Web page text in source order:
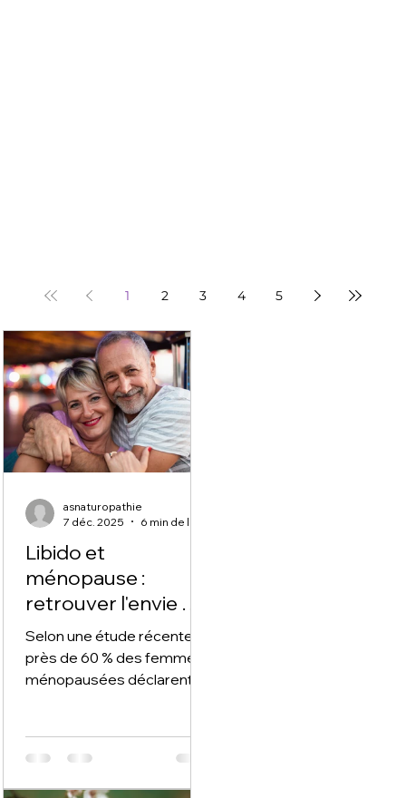
1 2 3 4 5
Libido et
ménopause :
retrouver l'envie et
le plaisir
Selon une étude récente,
près de 60 % des femmes
ménopausées déclarent
leur qualité de vie et leur
relation de couple.
asnaturopathie
7 déc. 2025